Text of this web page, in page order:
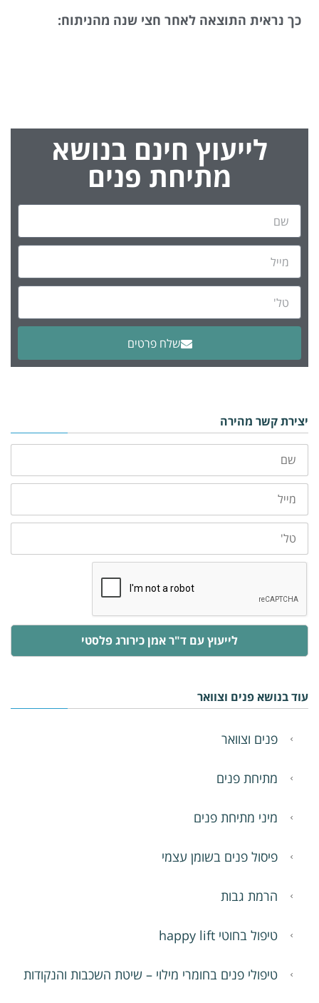
כך נראית התוצאה לאחר חצי שנה מהניתוח:
לייעוץ חינם בנושא
מתיחת פנים
שלח פרטים
Alternative:
יצירת קשר מהירה
שם
מייל
טלפון
לייעוץ עם ד"ר אמן כירורג פלסטי
עוד בנושא פנים וצוואר
פנים וצוואר
מתיחת פנים
מיני מתיחת פנים
פיסול פנים בשומן עצמי
הרמת גבות
טיפול בחוטי happy lift
טיפולי פנים בחומרי מילוי – שיטת השכבות והנקודות